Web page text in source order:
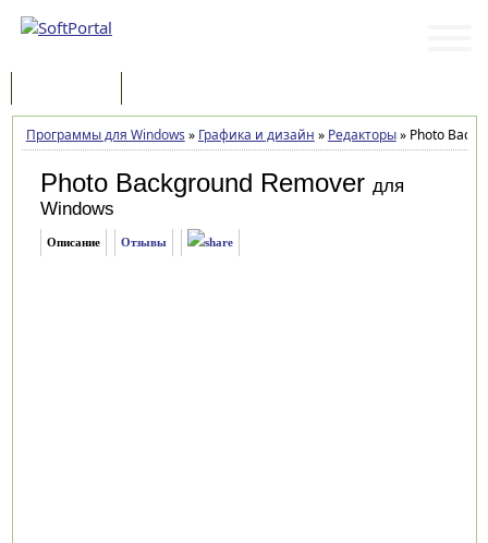
Программы для Windows » Графика и дизайн » Редакторы»Photo
Photo Background Remover для
Windows
Описание Отзывы